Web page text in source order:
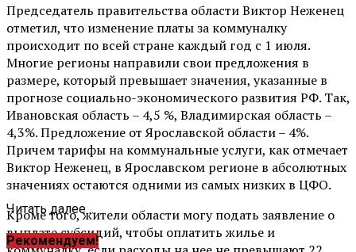
Председатель правительства области Виктор Неженец
отметил, что изменение платы за коммуналку
происходит по всей стране каждый год с 1 июля.
Многие регионы направили свои предложения в
размере, который превышает значения, указанные в
прогнозе социально-экономического развития РФ. Так,
Ивановская область – 4,5 %, Владимирская область –
4,3%. Предложение от Ярославской области – 4%.
Причем тарифы на коммунальные услуги, как отмечает
Виктор Неженец, в Ярославском регионе в абсолютных
значениях остаются одними из самых низких в ЦФО.
Кроме того, жители области могу подать заявление о
выплате субсидий, чтобы оплатить жилье и
Читать далее ...
Рекомендуем!